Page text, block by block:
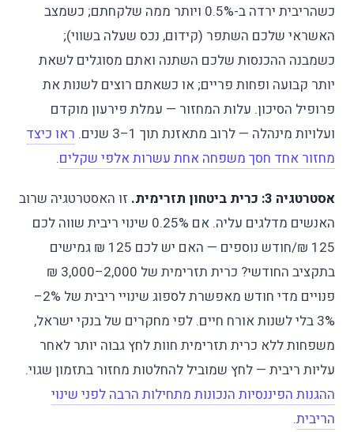
כשהריבית ירדה ב-0.5% ויותר ממה שלקחתם; כשמצב
האשראי שלכם השתפר (קידום, נכס שעלה בשווי);
כשמבנה ההכנסות שלכם השתנה ואתם מסוגלים לשאת
יותר קבועה ופחות פריים; או כשאתם רוצים לשנות את
פרופיל הסיכון. עלות המחזור — עמלת פירעון מוקדם
ועלויות מינהלה — לרוב מתאזנת תוך 1–3 שנים.
ראו כיצד
מחזור אחד חסך משפחה אחת עשרות אלפי שקלים.
אסטרטגיה 3: כרית ביטחון תזרימית.
זו האסטרטגיה שרוב
האנשים מדלגים עליה. אם 0.25% שינוי ריבית שווה לכם
125 ₪/חודש נוספים — האם יש לכם 125 ₪ גמישים
בתקציב החודשי? כרית תזרימית של 2,000–3,000 ₪
פנויים מדי חודש מאפשרת לספוג שינויי ריבית של 2%–
3% בלי לשנות אורח חיים. לפי מחקרים של בנקי ישראל,
משפחות ללא כרית תזרימית חוות לחץ גבוה יותר לאחר
עליות ריבית — לחץ שמוביל להחלטות מחזור בתזמון שגוי.
ההגנות הפיננסיות הנכונות מתחילות הרבה לפני שינוי
הריבית.